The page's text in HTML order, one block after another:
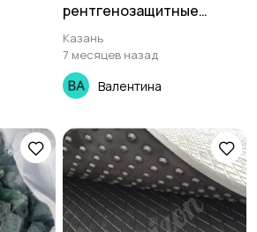
рентгенозащитные
Protex
Казань
7 месяцев назад
Валентина